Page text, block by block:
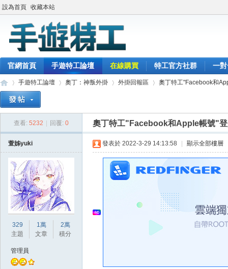
設為首頁 收藏本站
官網首頁 手遊特工論壇 在線購買 特工官方社群 一
手遊特工論壇
›
奧丁：神叛外掛
›
外掛回報區
›
奧丁特工"Facebook和
查看: 5232 回覆: 0 奧丁特工"Facebook和Apple帳號"
萱姊yuki
329
主題
1萬
文章
2萬
積分
管理員
發表於 2022-3-29 14:13:58 顯示全部樓層